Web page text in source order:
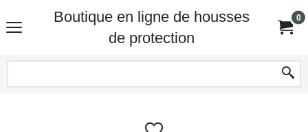
Boutique en ligne de housses
de protection
0